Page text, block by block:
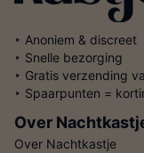
‣ Anoniem & discreet
‣ Snelle bezorging
‣ Gratis verzending
‣ Spaarpunten =
Over
Over Nachtkastje